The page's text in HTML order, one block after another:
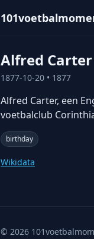
Alfred Carter
1877-10-20 • 1877
Alfred Carter, een
voetbalclub
birthday
Wikidata
© 2026